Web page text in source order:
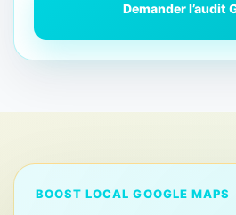
Demander l’audit
BOOST LOCAL GOOGLE MAPS